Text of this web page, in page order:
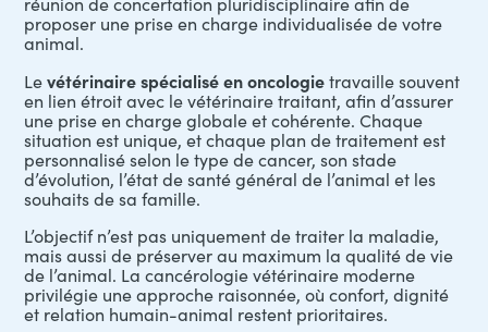
proposer une prise en charge individualisée de votre
animal.
Levétérinaire spécialisé en oncologietravaille souvent
en lien étroit avec le vétérinaire traitant, afin d’assurer
une prise en charge globale et cohérente. Chaque
situation est unique, et chaque plan de traitement est
personnalisé selon le type de cancer, son stade
d’évolution, l’état de santé général de l’animal et les
souhaits de sa famille.
L’objectif n’est pas uniquement de traiter la maladie,
mais aussi de préserver au maximum la qualité de vie
de l’animal. La cancérologie vétérinaire moderne
privilégie une approche raisonnée, où confort, dignité
et relation humain-animal restent prioritaires.